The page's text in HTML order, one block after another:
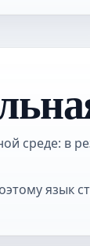
среде: в